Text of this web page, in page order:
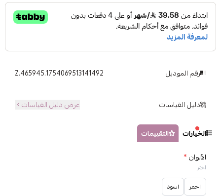
رقم الموديل Z.465945.1754069513141492
دليل القياسات عرض دليل القياسات
الخيارات
التقييمات
الألوان*
اختر
احمر اسود